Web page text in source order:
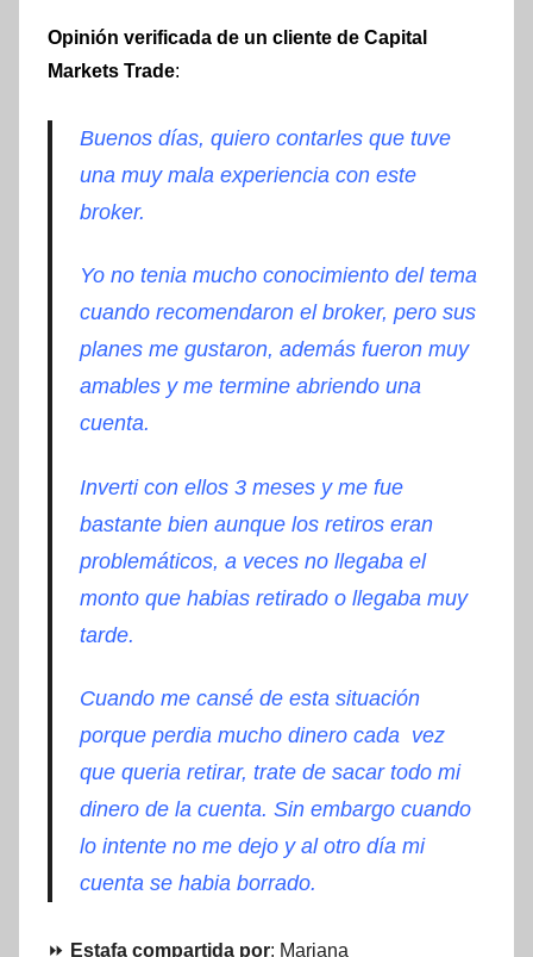
Opinión verificada de un cliente de Capital
Markets Trade:
Buenos días, quiero contarles que tuve
una muy mala experiencia con este
broker.
Yo no tenia mucho conocimiento del tema
cuando recomendaron el broker, pero sus
planes me gustaron, además fueron muy
amables y me termine abriendo una
cuenta.
Inverti con ellos 3 meses y me fue
bastante bien aunque los retiros eran
problemáticos, a veces no llegaba el
monto que habias retirado o llegaba muy
tarde.
Cuando me cansé de esta situación
porque perdia mucho dinero cada vez
que queria retirar, trate de sacar todo mi
dinero de la cuenta. Sin embargo cuando
lo intente no me dejo y al otro día mi
cuenta se habia borrado.
⏩ Estafa compartida por: Mariana